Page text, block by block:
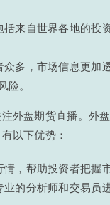
来自世界各地的投
多，市场信息更加
。
外盘期货直播。外
以下优势：
，帮助投资者把握
的分析师和交易员